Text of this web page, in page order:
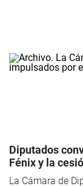
Diputados
Fénix y la
La Cámara de